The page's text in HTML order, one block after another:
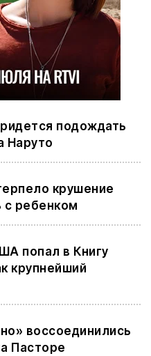
подождать
Наруто
крушение
с ребенком
попал в Книгу
крупнейший
воссоединились
Пасторе